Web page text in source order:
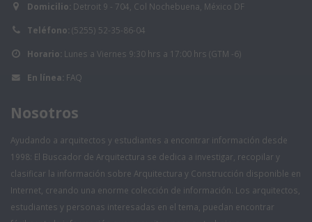
Domicilio: Detroit 9 - 704, Col Nochebuena, México DF
Teléfono: (5255) 52-35-86-04
Horario: Lunes a Viernes 9:30 hrs a 17:00 hrs (GTM -6)
En línea: FAQ
Nosotros
Ayudando a arquitectos y estudiantes a encontrar información desde
1998: El Buscador de Arquitectura se dedica a investigar, recopilar y
clasificar la información sobre Arquitectura y Construcción disponible en
Internet, creando una enorme colección de información. Los arquitectos,
estudiantes y personas interesadas en el tema, puedan encontrar